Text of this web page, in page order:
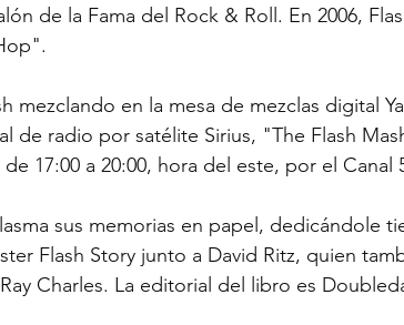
de la Fama del Rock & Roll. En 2006,
mezclando en la mesa de mezclas digital
de radio por satélite Sirius, "The Flash
17:00 a 20:00, hora del este, por el Canal
sus memorias en papel, dedicándole
Flash Story junto a David Ritz, quien
Charles. La editorial del libro es